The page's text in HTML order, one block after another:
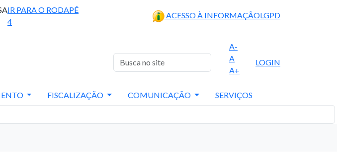
IR PARA O RODAPÉ
4
ACESSO À INFORMAÇÃOLGPD
A-
A
A+
LOGIN
FISCALIZAÇÃO COMUNICAÇÃO SERVIÇOS